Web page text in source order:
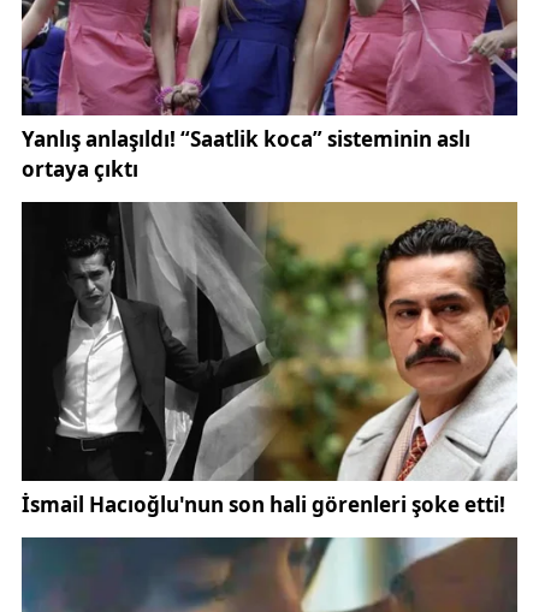
Etkinlik, T.C. Gençlik ve Spor Bakanlığı'na bağlı
Sivas Gençlik Merkezi binasında gerçekleştirildi.
Merkezin tarihi taş bina yapısı, açılış programına ayrı
bir atmosfer kattı. Programın açılışına ilişkin
paylaşımda "#GSBGençlikYazKulübü" etiketi
kullanıldı.
Sivas Gençlik Merkezi'nin bu tür etkinliklerle
gençleri yaz aylarında hem sosyal hem kültürel
açıdan desteklemeyi hedeflediği, yapılan
açıklamalardan anlaşılıyor. Merkezin önümüzdeki
dönemde de benzer içerikte etkinlikler
düzenlemeye devam edeceği belirtildi.